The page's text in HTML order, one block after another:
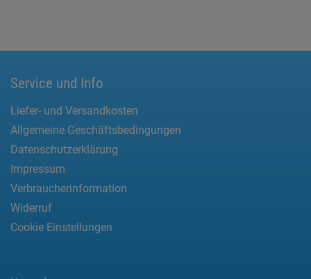
Service und Info
Liefer- und Versandkosten
Allgemeine Geschäftsbedingungen
Datenschutzerklärung
Impressum
Verbraucherinformation
Widerruf
Cookie Einstellungen